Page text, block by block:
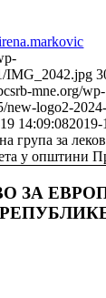
IMG_2042.jpg
mne.org/wp-
new-logo2-
14:09:082019-
група за
у општини
ЗА